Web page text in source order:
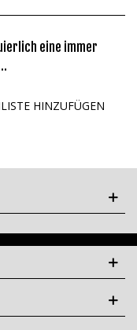
eine immer
HINZUFÜGEN